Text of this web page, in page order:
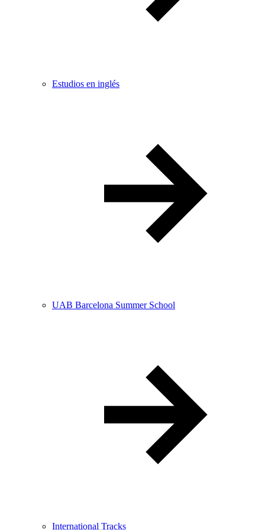
Estudios en inglés
UAB Barcelona Summer School
International Tracks